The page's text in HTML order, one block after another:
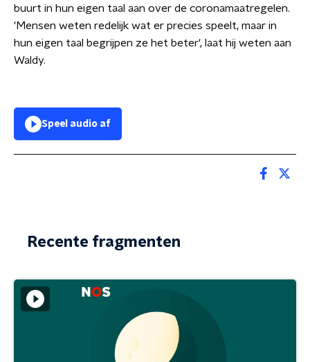
buurt in hun eigen taal aan over de coronamaatregelen.
'Mensen weten redelijk wat er precies speelt, maar in
hun eigen taal begrijpen ze het beter', laat hij weten aan
Waldy.
Speel audio af
Recente fragmenten